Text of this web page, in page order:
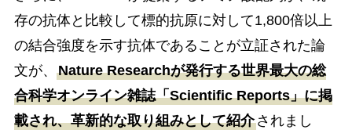
存の抗体と比較して標的抗原に対して1,800倍以上
の結合強度を示す抗体であることが立証された論
文が、 Nature Researchが発行する世界最大の総
合科学オンライン雑誌「Scientific Reports」に掲
載され、革新的な取り組みとして紹介されまし